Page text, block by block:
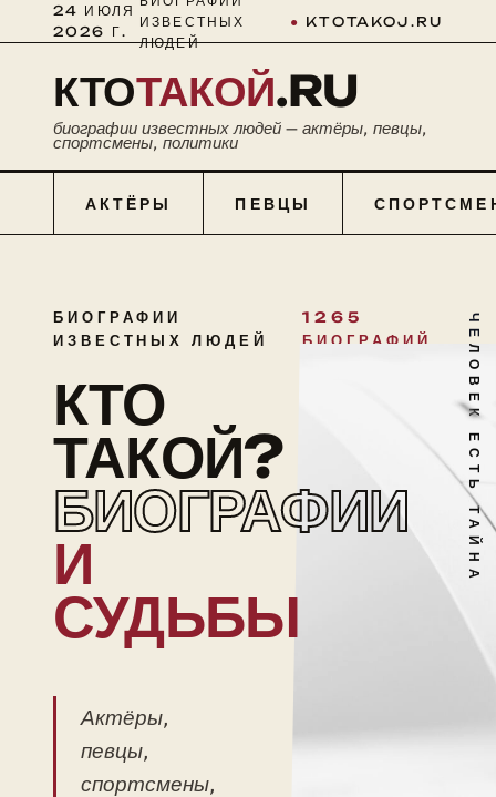
24 ИЮЛЯ
2026 Г.
ИЗВЕСТНЫХ
ЛЮДЕЙ
● KTOTAKOJ.RU
КТОТАКОЙ.RU
биографии известных людей — актёры, певцы,
спортсмены, политики
АКТЁРЫ ПЕВЦЫ
БИОГРАФИИ
ИЗВЕСТНЫХ ЛЮДЕЙ
1265
БИОГРАФИЙ
КТО
ТАКОЙ?
БИОГРАФИИ
И
СУДЬБЫ
Актёры,
певцы,
спортсмены,
ЧЕЛОВЕК ЕСТЬ ТАЙНА